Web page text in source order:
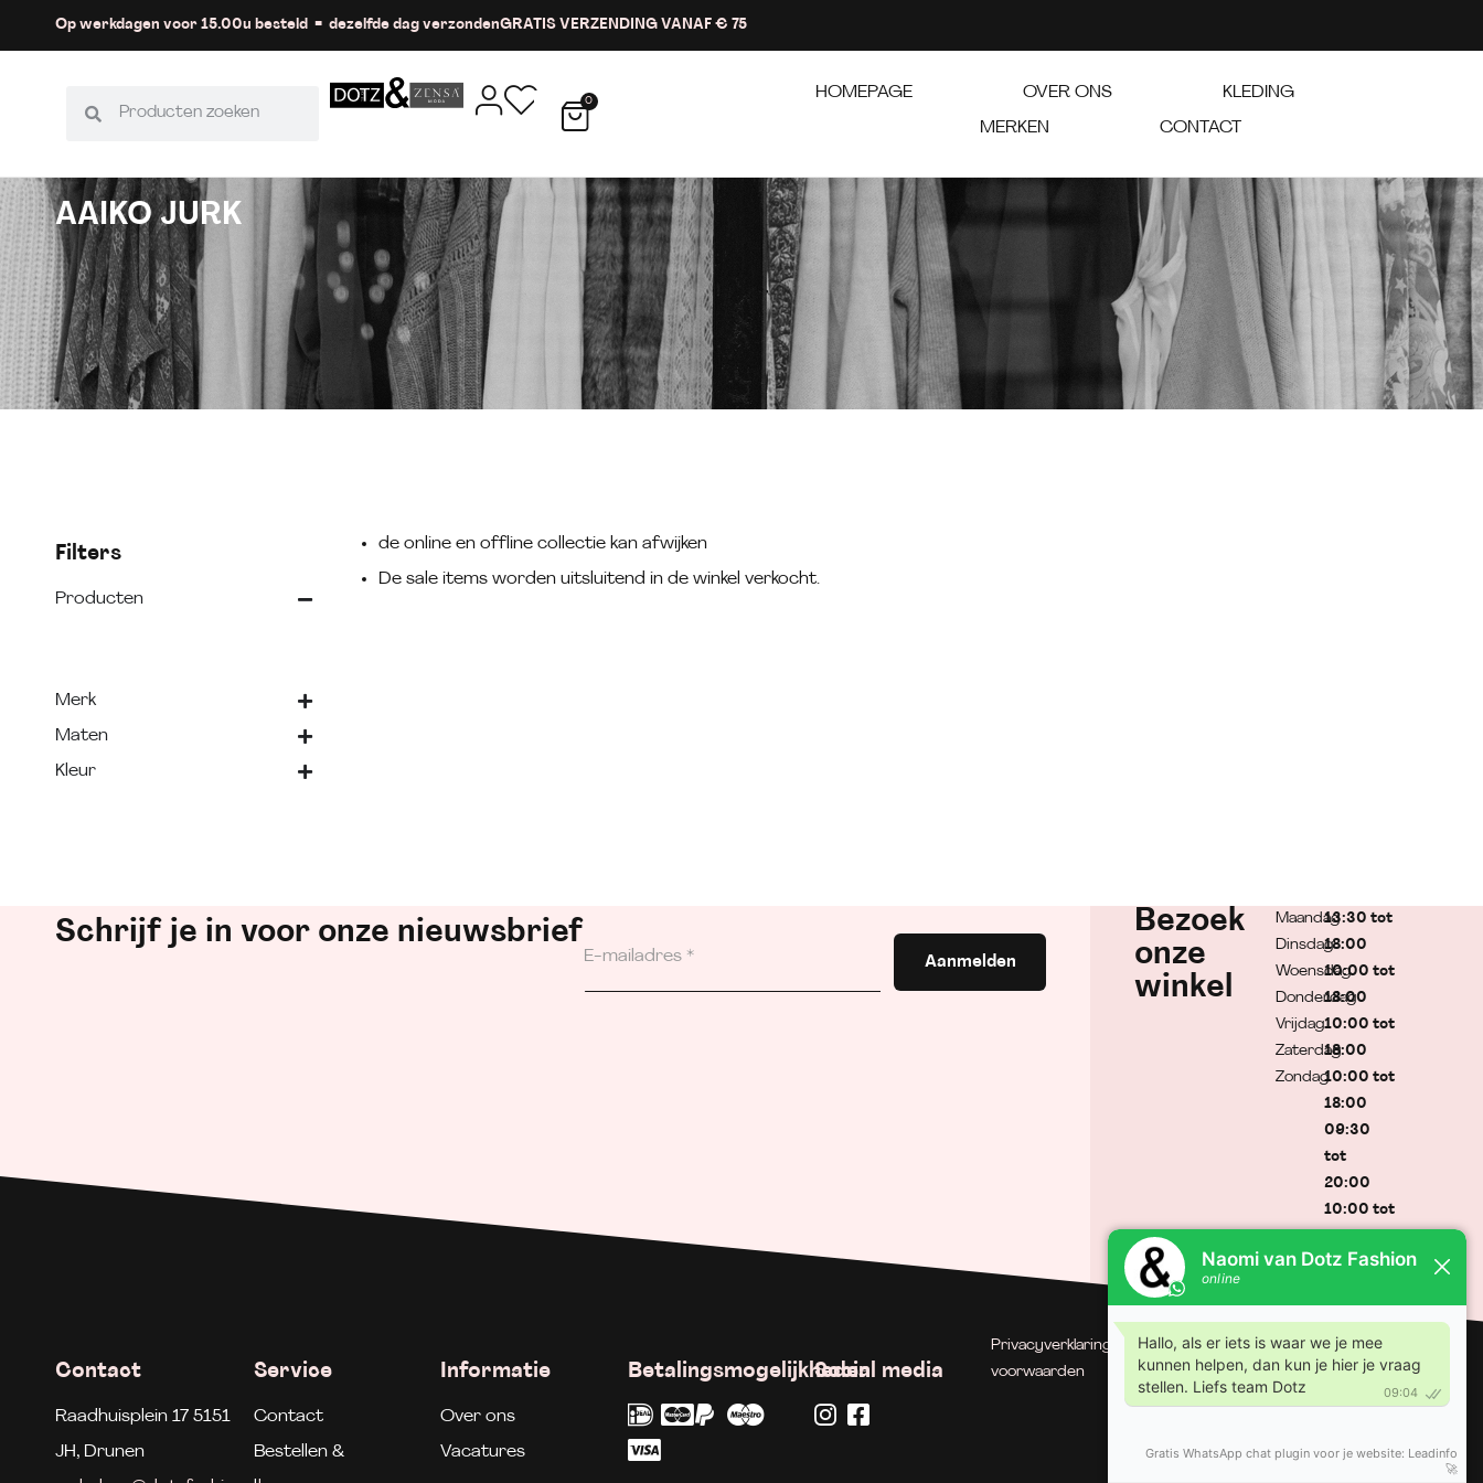
Op werkdagen voor 15.00u besteld = dezelfde dag verzondenGRATIS VERZENDING VANAF € 75
0 HOMEPAGE OVER ONS
KLEDING
MERKEN
CONTACT
AAIKO JURK
Filters
Producten
Merk
Maten
Kleur
de online en offline collectie kan afwijken
De sale items worden uitsluitend in de winkel verkocht.
Schrijf je in voor onze nieuwsbrief
Aanmelden
Bezoek
onze
winkel
Maandag
Dinsdag
Woensdag
Donderdag
Vrijdag
Zaterdag
Zondag
13:30 tot
18:00
10:00 tot
18:00
10:00 tot
18:00
10:00 tot
18:00
09:30
tot
20:00
10:00 tot
Gesloten
Contact
Raadhuisplein 17 5151
JH, Drunen
Service
Contact
Bestellen &
Informatie
Over ons
Vacatures
BetalingsmogelijkhedenSocial media
Privacyverklaring
| Algemene
voorwaarden
© Dotz Fashion | Gerealiseerd
door Minty Media